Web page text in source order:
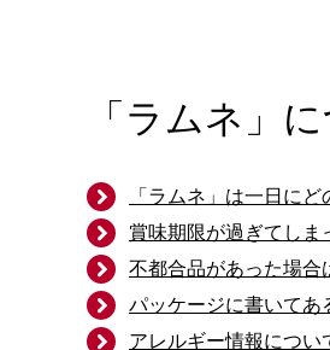
「ラムネ」
「ラムネ」は一日に
賞味期限が過ぎてしま
不都合品があった場合
パッケージに書いてあ
アレルギー情報につい